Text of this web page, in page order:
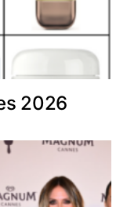
2026